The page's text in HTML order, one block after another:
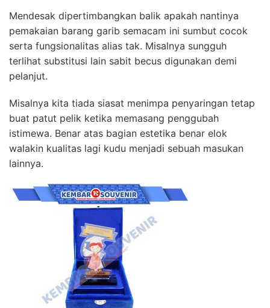
Mendesak dipertimbangkan balik apakah nantinya
pemakaian barang garib semacam ini sumbut cocok
serta fungsionalitas alias tak. Misalnya sungguh
terlihat substitusi lain sabit becus digunakan demi
pelanjut.
Misalnya kita tiada siasat menimpa penyaringan tetap
buat patut pelik ketika memasang penggubah
istimewa. Benar atas bagian estetika benar elok
walakin kualitas lagi kudu menjadi sebuah masukan
lainnya.